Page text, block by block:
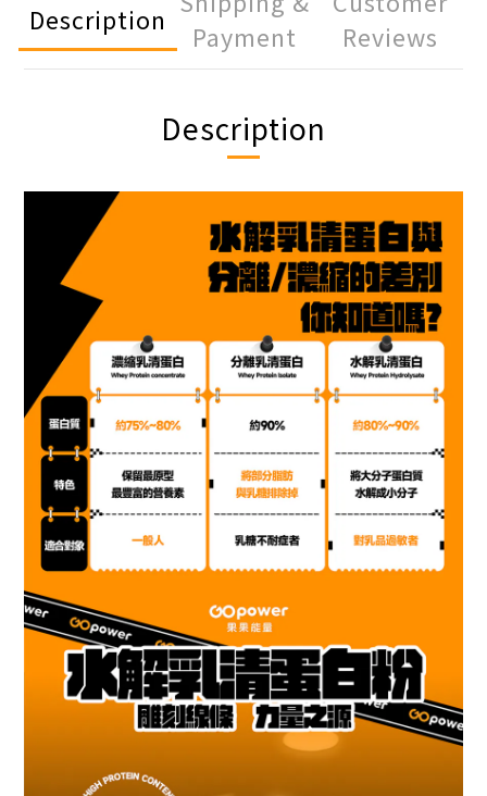
Description
Payment
Reviews
Description